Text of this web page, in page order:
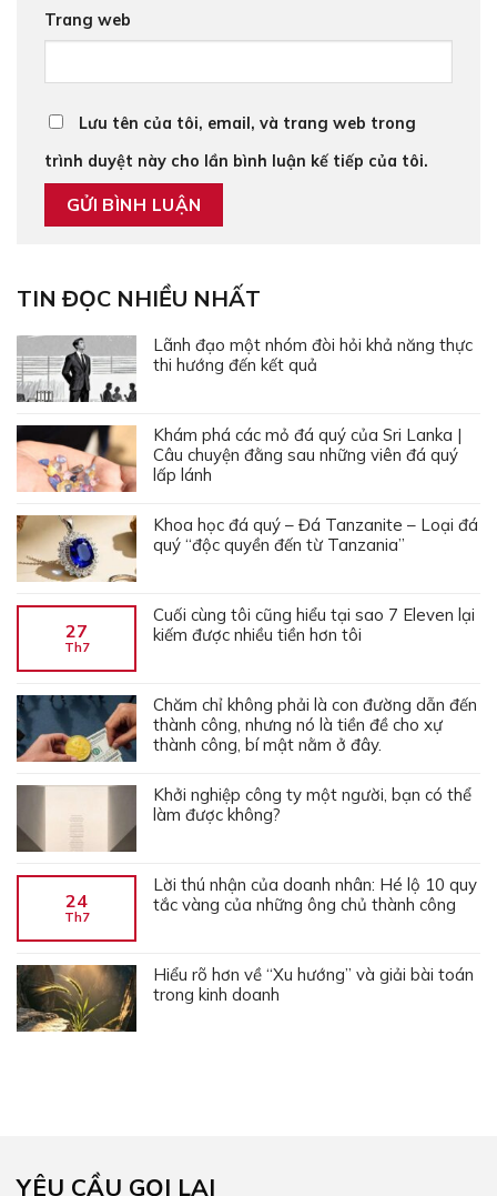
Trang web
Lưu tên của tôi, email, và trang web trong
trình duyệt này cho lần bình luận kế tiếp của tôi.
TIN ĐỌC NHIỀU NHẤT
Lãnh đạo một nhóm đòi hỏi khả năng thực
thi hướng đến kết quả
Khám phá các mỏ đá quý của Sri Lanka |
Câu chuyện đằng sau những viên đá quý
lấp lánh
Khoa học đá quý – Đá Tanzanite – Loại đá
quý “độc quyền đến từ Tanzania”
27
Th7
Cuối cùng tôi cũng hiểu tại sao 7 Eleven lại
kiếm được nhiều tiền hơn tôi
Chăm chỉ không phải là con đường dẫn đến
thành công, nhưng nó là tiền đề cho xự
thành công, bí mật nằm ở đây.
Khởi nghiệp công ty một người, bạn có thể
làm được không?
24
Th7
Lời thú nhận của doanh nhân: Hé lộ 10 quy
tắc vàng của những ông chủ thành công
Hiểu rõ hơn về “Xu hướng” và giải bài toán
trong kinh doanh
YÊU CẦU GỌI LẠI